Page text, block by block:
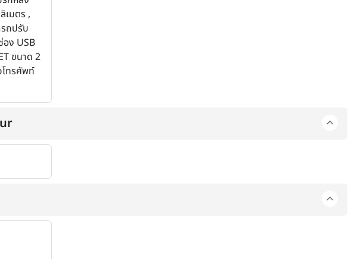
เมตร ,
ถปรับ
อง USB
ขนาด 2
ทรศัพท์